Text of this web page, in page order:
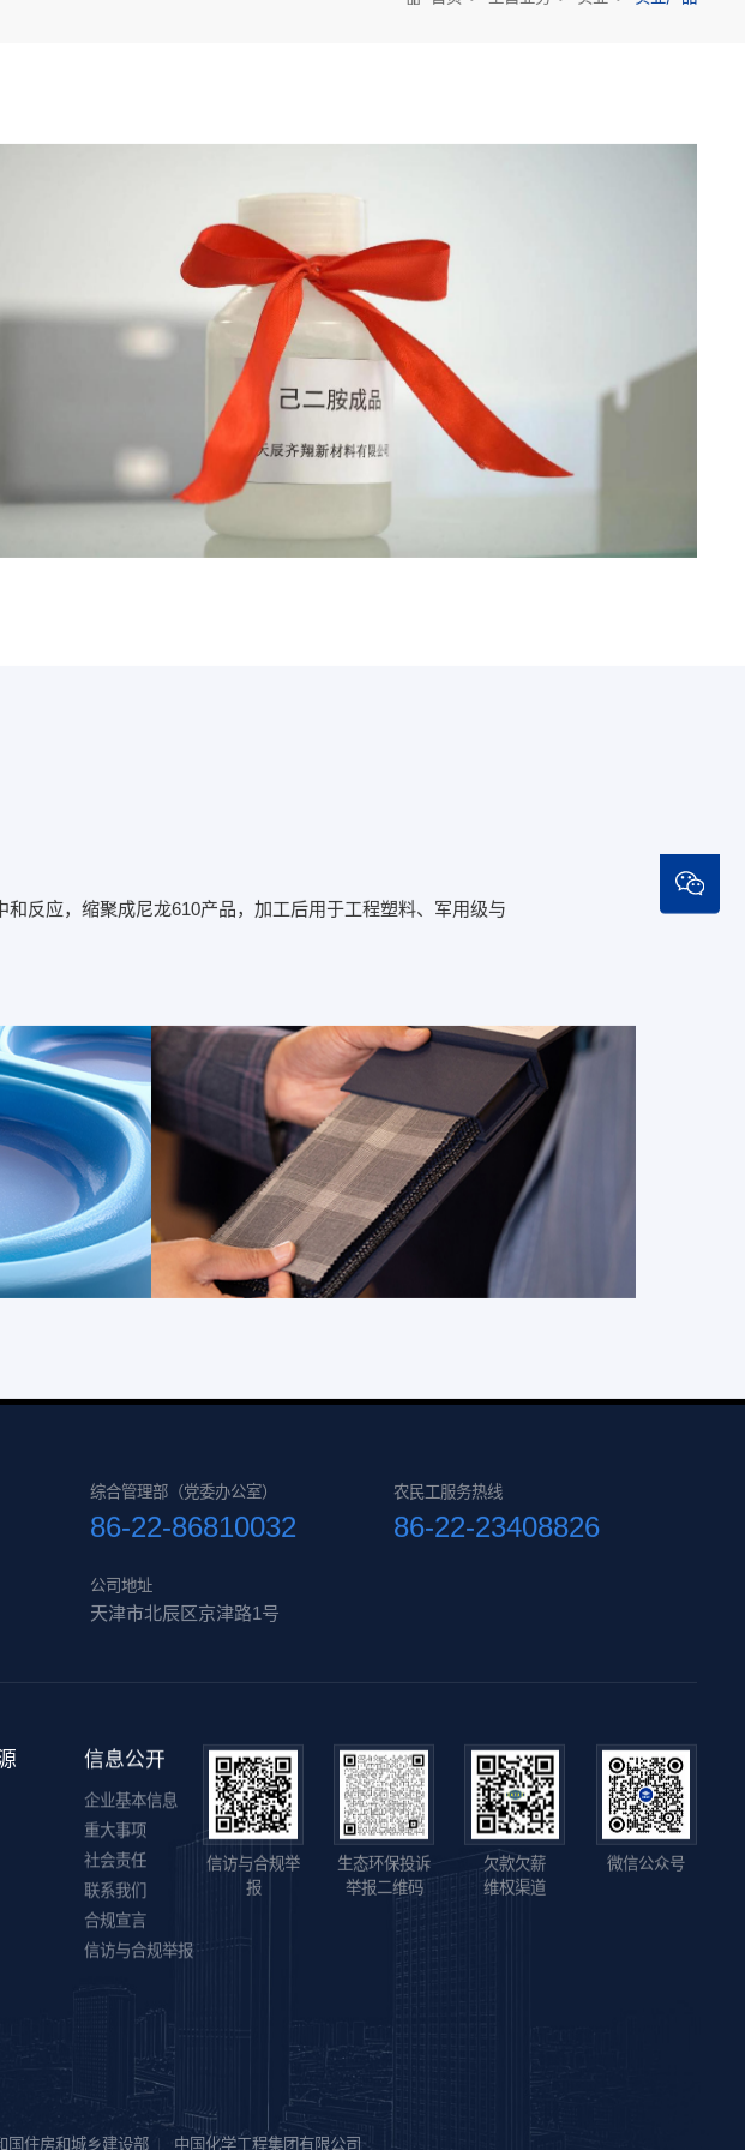
首页 主营业务 实业 实业产品
反应，缩聚成尼龙610产品，加工后用于工程塑料、军用级与
综合管理部（党委办公室）
86-22-86810032
公司地址
天津市北辰区京津路1号
农民工服务热线
86-22-23408826
信息公开
企业基本信息
重大事项
社会责任
联系我们
合规宣言
信访与合规举报
信访与合规举
报
生态环保投诉
举报二维码
欠款欠薪
维权渠道
微信公众号